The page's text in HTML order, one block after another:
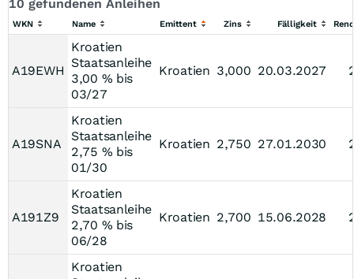
10 gefundenen Anleihen
WKN Name Emittent Zins Fälligkeit
A19EWH
Kroatien
Staatsanleihe
3,00 % bis
03/27
Kroatien 3,000 20.03.2027
A19SNA
Kroatien
Staatsanleihe
2,75 % bis
01/30
Kroatien 2,750 27.01.2030
A191Z9
Kroatien
Staatsanleihe
2,70 % bis
06/28
Kroatien 2,700 15.06.2028
Kroatien